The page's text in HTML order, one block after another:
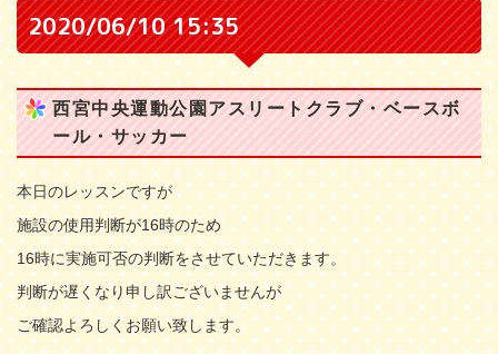
2020/06/10 15:35
西宮中央運動公園アスリートクラブ・ベースボ
ール・サッカー
本日のレッスンですが
施設の使用判断が16時のため
16時に実施可否の判断をさせていただきます。
判断が遅くなり申し訳ございませんが
ご確認よろしくお願い致します。